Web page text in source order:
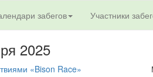
забегов Участники
2025
«Bison Race»